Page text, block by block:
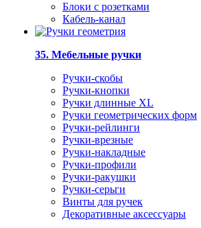
Блоки с розетками
Кабель-канал
35. Мебельные ручки
Ручки-скобы
Ручки-кнопки
Ручки длинные XL
Ручки геометрических форм
Ручки-рейлинги
Ручки-врезные
Ручки-накладные
Ручки-профили
Ручки-ракушки
Ручки-серьги
Винты для ручек
Декоративные аксессуары